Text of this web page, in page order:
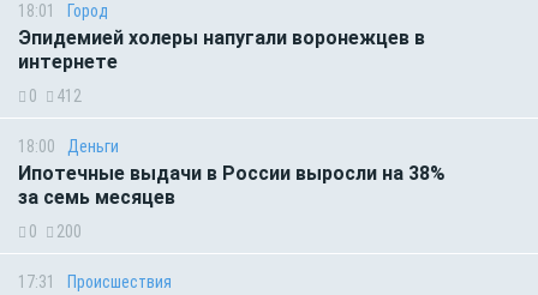
18:01 Город
Эпидемией холеры напугали воронежцев в
интернете
0 412
18:00 Деньги
Ипотечные выдачи в России выросли на 38%
за семь месяцев
0 200
17:31 Происшествия